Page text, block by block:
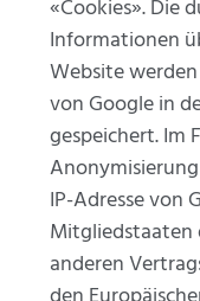
«Cookies». Die
Informationen
Website
von Google in
gespeichert. Im
IP-Adresse von
Mitgliedstaaten
anderen